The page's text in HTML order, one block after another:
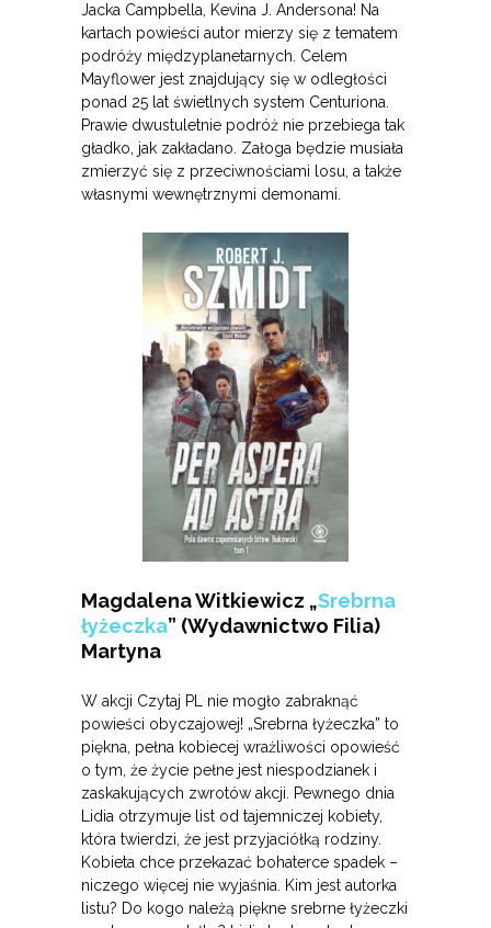
Jacka Campbella, Kevina J. Andersona! Na
kartach powieści autor mierzy się z tematem
podróży międzyplanetarnych. Celem
Mayflower jest znajdujący się w odległości
ponad 25 lat świetlnych system Centuriona.
Prawie dwustuletnie podróż nie przebiega tak
gładko, jak zakładano. Załoga będzie musiała
zmierzyć się z przeciwnościami losu, a także
własnymi wewnętrznymi demonami.
Magdalena Witkiewicz „Srebrna
łyżeczka” (Wydawnictwo Filia)
Martyna
W akcji Czytaj PL nie mogło zabraknąć
powieści obyczajowej! „Srebrna łyżeczka” to
piękna, pełna kobiecej wrażliwości opowieść
o tym, że życie pełne jest niespodzianek i
zaskakujących zwrotów akcji. Pewnego dnia
Lidia otrzymuje list od tajemniczej kobiety,
która twierdzi, że jest przyjaciółką rodziny.
Kobieta chce przekazać bohaterce spadek –
niczego więcej nie wyjaśnia. Kim jest autorka
listu? Do kogo należą piękne srebrne łyżeczki